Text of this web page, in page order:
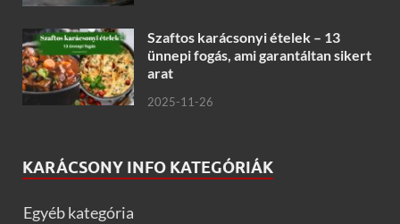
Szaftos karácsonyi ételek – 13
ünnepi fogás, ami garantáltan sikert
arat
2025-11-26
KARÁCSONY INFO KATEGÓRIÁK
Egyéb kategória